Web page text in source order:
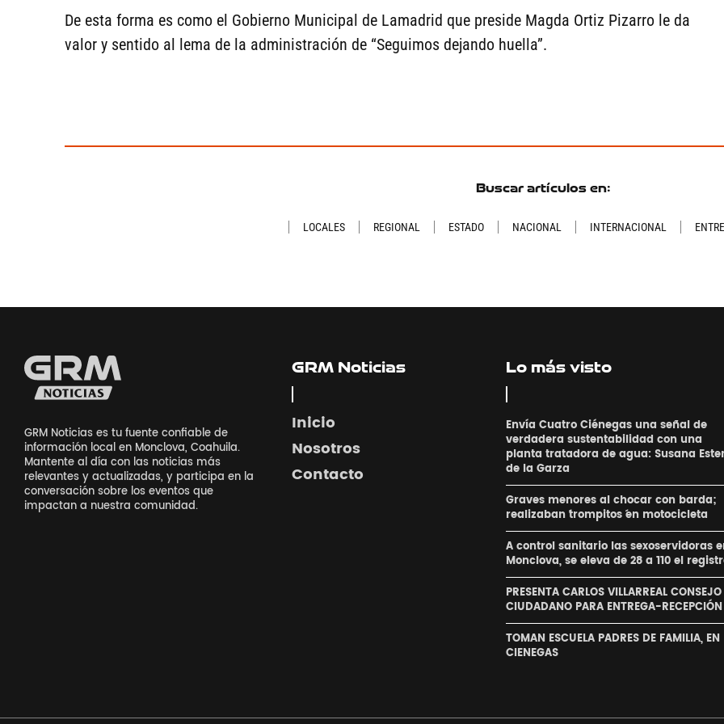
De esta forma es como el Gobierno Municipal de Lamadrid que preside Magda Ortiz Pizarro le da
valor y sentido al lema de la administración de “Seguimos dejando huella”.
Buscar artículos en:
LOCALES REGIONAL ESTADO NACIONAL INTERNACIONAL
GRM Noticias es tu fuente confiable de
información local en Monclova, Coahuila.
Mantente al día con las noticias más
relevantes y actualizadas, y participa en la
conversación sobre los eventos que
impactan a nuestra comunidad.
GRM Noticias
Inicio
Nosotros
Contacto
Lo más visto
Envía Cuatro Ciénegas una señal de
verdadera sustentabilidad con una
planta tratadora de agua: Susana
de la Garza
Graves menores al chocar con barda;
realizaban ´trompitos ´en motocicleta
A control sanitario las sexoservidoras
Monclova, se eleva de 28 a 110 el
PRESENTA CARLOS VILLARREAL CONSEJO
CIUDADANO PARA ENTREGA-RECEPCIÓN
TOMAN ESCUELA PADRES DE FAMILIA, EN
CIENEGAS